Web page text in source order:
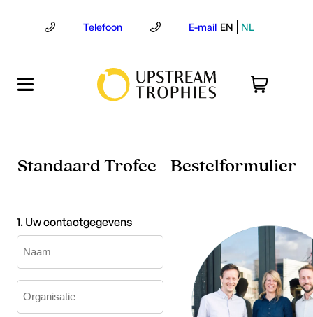
Telefoon E-mail EN NL
Standaard Trofee - Bestelformulier
1. Uw contactgegevens